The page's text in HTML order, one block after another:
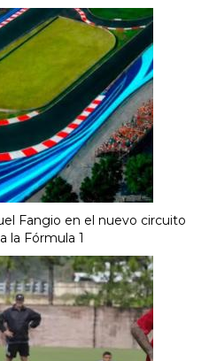
Fangio en el nuevo circuito
la Fórmula 1